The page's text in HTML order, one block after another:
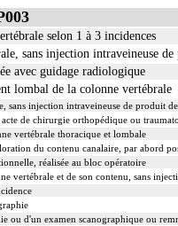
selon 1 à 3 incidences
sans injection intraveineuse
avec guidage radiologique
lombal de la colonne vertébrale
sans injection intraveineuse de produit
de chirurgie orthopédique ou
vertébrale thoracique et lombale
du contenu canalaire, par abord
réalisée au bloc opératoire
vertébrale et de son contenu, sans
ou d'un examen scanographique ou